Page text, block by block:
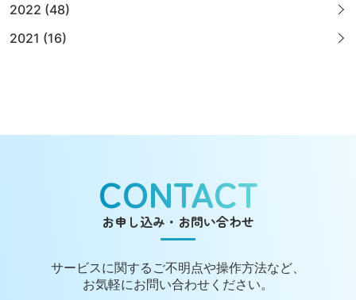
2022 (48)
2021 (16)
CONTACT
お申し込み・お問い合わせ
サービスに関する ご不明点や操作方法など、
お気軽にお問い合わせください。